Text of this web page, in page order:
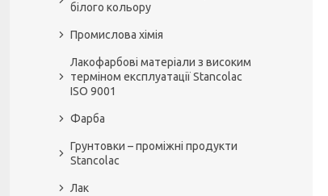
білого кольору
Промислова хімія
Лакофарбові матеріали з високим
терміном експлуатації Stancolac
ISO 9001
Фарба
Грунтовки – проміжні продукти
Stancolac
Лак